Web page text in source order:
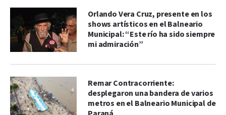
Orlando Vera Cruz, presente en los
shows artísticos en el Balneario
Municipal: “Este río ha sido siempre
mi admiración”
Remar Contracorriente:
desplegaron una bandera de varios
metros en el Balneario Municipal de